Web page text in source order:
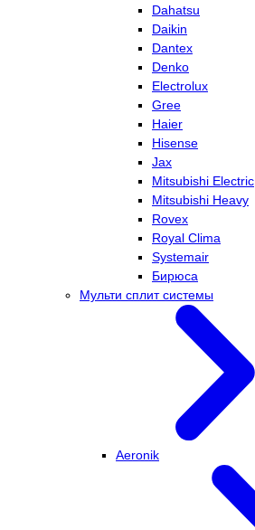
Dahatsu
Daikin
Dantex
Denko
Electrolux
Gree
Haier
Hisense
Jax
Mitsubishi Electric
Mitsubishi Heavy
Rovex
Royal Clima
Systemair
Бирюса
Мульти сплит системы
Aeronik